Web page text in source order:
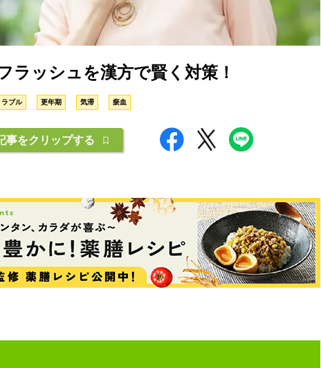
ラッシュを漢方で賢く対策！
ラブル 更年期 気滞 瘀血
事をクリップする